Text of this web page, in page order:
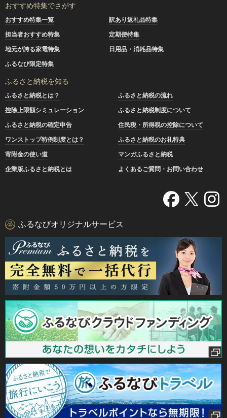
おすすめ特集でさがす
おすすめ特集一覧
訳あり返礼品特集
担当者おすすめ特集
定期便特集
地元が誇る家電特集
日用品・消耗品特集
ふるなび限定特集
ふるさと納税を知る
ふるさと納税とは？
ふるさと納税の流れ
控除上限額シミュレーション
ふるさと納税制度について
ふるさと納税の確定申告
住民税・所得税の控除について
ワンストップ特例制度とは？
ふるさと納税のお礼特典
寄附金の使い道
マンガふるさと納税
企業版ふるさと納税とは
よくあるご質問・お問い合わせ
ふるなびオリジナルサービス